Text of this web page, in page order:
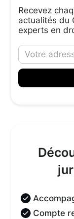
Recevez
actualités du
experts en
Compte